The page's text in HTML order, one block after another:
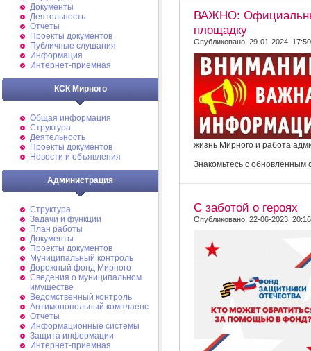
Документы
Деятельность
Отчеты
Проекты документов
Публичные слушания
Информация
Интернет-приемная
КСК Мирного
Общая информация
Структура
Деятельность
Проекты документов
Новости и объявления
Администрация
Структура
Задачи и функции
План работы
Документы
Проекты документов
Муниципальный контроль
Дорожный фонд Мирного
Cведения о муниципальном
имуществе
Ведомственный контроль
Антимонопольный комплаенс
Отчеты
Информационные системы
Защита информации
Интернет-приемная
ВАЖНО:
площадку
Опубликовано: 29-01-2024, 17:50
жизнь Мирного и работа
Знакомьтесь с обновленным
С заботой о героях
Опубликовано: 22-06-2023, 20:16